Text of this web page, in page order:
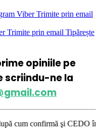
Viber Trimite prin email
Trimite prin email Tipărește
opiniile pe
scriindu-ne la
şi CEDO în cazul